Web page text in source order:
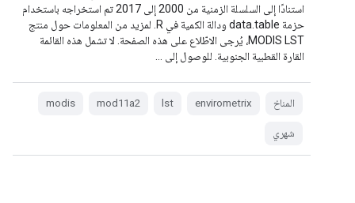
استنادًا إلى السلسلة الزمنية من 2000 إلى 2017 تم استخراجه باستخدام
حزمة data.table ودالة الكمية في R. لمزيد من المعلومات حول منتج
MODIS LST، يُرجى الاطّلاع على هذه الصفحة. لا تشمل هذه القائمة
القارة القطبية الجنوبية. للوصول إلى …
المناخ envirometrix
lst
mod11a2
modis
شهري